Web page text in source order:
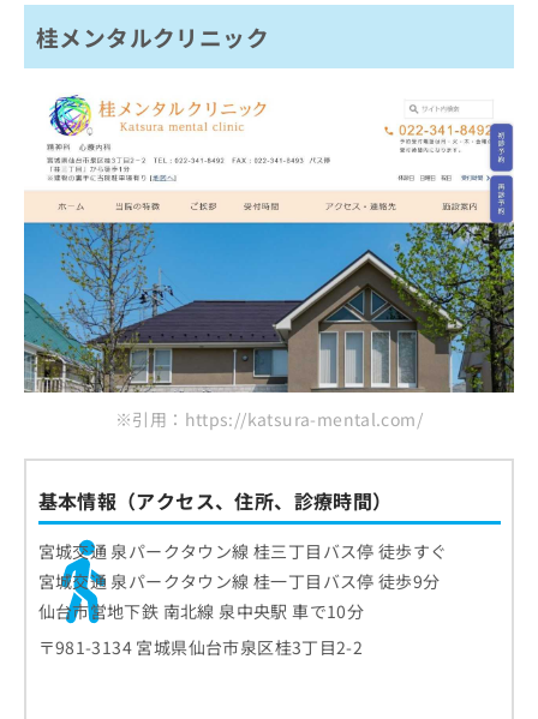
桂メンタルクリニック
※引用：https://katsura-mental.com/
基本情報（アクセス、住所、診療時間）
宮城交通 泉パークタウン線 桂三丁目バス停 徒歩すぐ
宮城交通 泉パークタウン線 桂一丁目バス停 徒歩9分
仙台市営地下鉄 南北線 泉中央駅 車で10分
〒981-3134 宮城県仙台市泉区桂3丁目2-2